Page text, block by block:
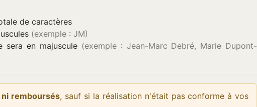
de caractères
(exemple : JM)
sera en majuscule (exemple : Jean-Marc Debré, Marie Dupont-
remboursés, sauf si la réalisation n'était pas conforme à vos